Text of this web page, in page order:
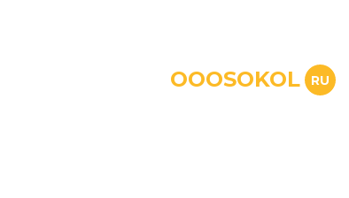
OOOSOKOL RU